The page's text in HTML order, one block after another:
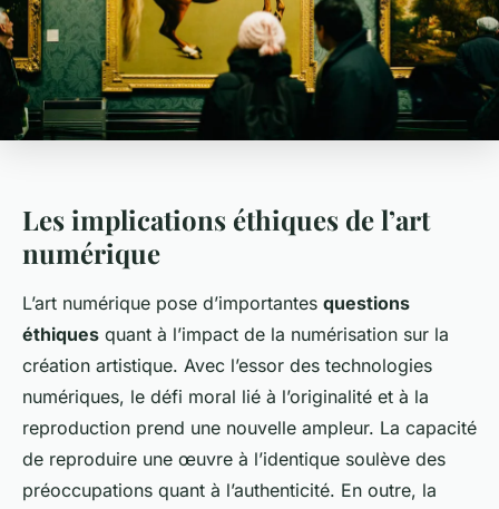
Les implications éthiques de l’art
numérique
L’art numérique pose d’importantes questions
éthiques quant à l’impact de la numérisation sur la
création artistique. Avec l’essor des technologies
numériques, le défi moral lié à l’originalité et à la
reproduction prend une nouvelle ampleur. La capacité
de reproduire une œuvre à l’identique soulève des
préoccupations quant à l’authenticité. En outre, la